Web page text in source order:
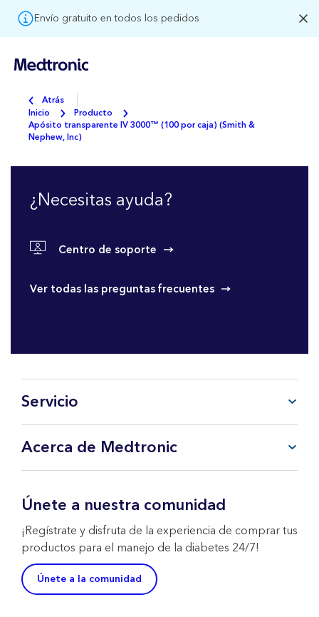
Envío gratuito en todos los pedidos
Atrás
Inicio
Producto
Apósito transparente IV 3000™ (100 por caja) (Smith &
Nephew, Inc)
¿Necesitas ayuda?
Centro de soporte
Ver todas las preguntas frecuentes
Servicio
Mi cuenta
CareLink™ Personal
Contacta con nosotros
Acerca de Medtronic
Sobre Medtronic
Únete a nuestra comunidad
¡Regístrate y disfruta de la experiencia de comprar tus
productos para el manejo de la diabetes 24/7!
Únete a la comunidad